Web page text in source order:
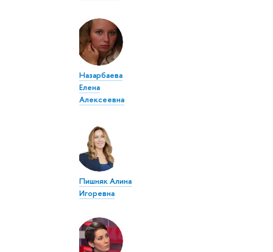
Назарбаева
Елена
Алексеевна
Пишняк Алина
Игоревна